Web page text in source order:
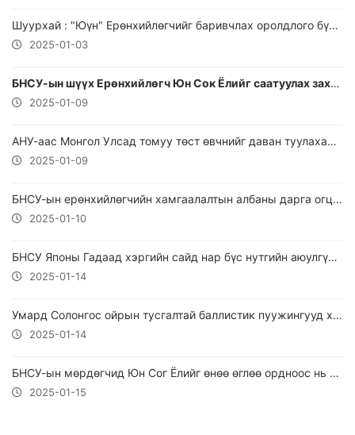
Шуурхай : "Юүн" Ерөнхийлөгчийг баривчлах оролдлого бүтэлгүйтэв!
2025-01-03
БНСУ-ын шүүх Ерөнхийлөгч Юн Сок Ёлийг саатуулах захирамж дахин гаргажээ
2025-01-09
АНУ-аас Монгол Улсад томуу төст өвчнийг даван туулахад зориулан 2000 ширхэг пульсоксиметр хандивлав
2025-01-09
БНСУ-ын ерөнхийлөгчийн хамгаалалтын албаны дарга огцорчээ
2025-01-10
БНСУ Японы Гадаад хэргийн сайд нар бүс нутгийн аюулгүй байдлын асуудлаар зөвлөлджээ
2025-01-14
Умард Солонгос ойрын тусгалтай баллистик пуужингууд харважээ
2025-01-14
БНСУ-ын мөрдөгчид Юн Сог Ёлийг өнөө өглөө ордноос нь баривчиллаа
2025-01-15